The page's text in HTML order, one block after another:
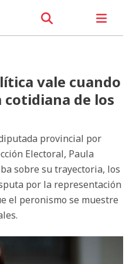
vale cuando
de los
provincial por
Electoral, Paula
sobre su trayectoria, los
por la representación
el peronismo se muestre